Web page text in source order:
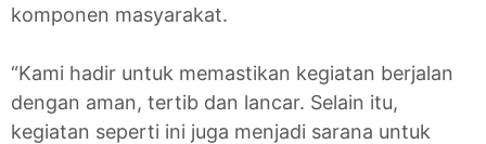
komponen masyarakat.
“Kami hadir untuk memastikan kegiatan berjalan
dengan aman, tertib dan lancar. Selain itu,
kegiatan seperti ini juga menjadi sarana untuk